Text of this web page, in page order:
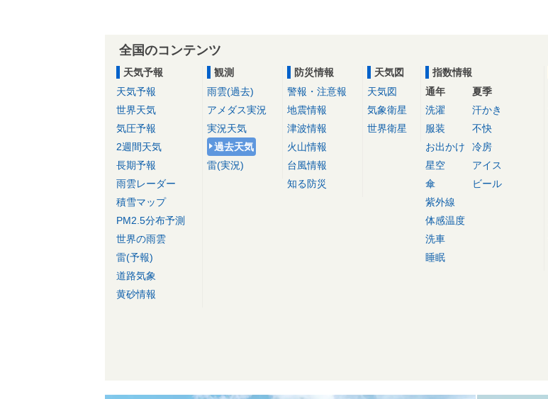
全国のコンテンツ
天気予報
天気予報
世界天気
気圧予報
2週間天気
長期予報
雨雲レーダー
積雪マップ
PM2.5分布予測
世界の雨雲
雷(予報)
道路気象
黄砂情報
観測
雨雲(過去)
アメダス実況
実況天気
過去天気
雷(実況)
防災情報
警報・注意報
地震情報
津波情報
火山情報
台風情報
知る防災
天気図
天気図
気象衛星
世界衛星
指数情報
通年
洗濯
服装
お出かけ
星空
傘
紫外線
体感温度
洗車
睡眠
夏季
汗かき
不快
冷房
アイス
ビール